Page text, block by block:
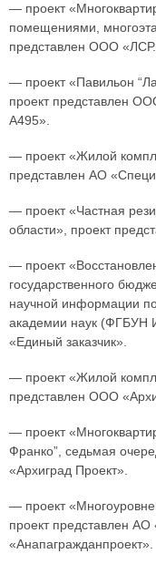
— проект
помещениями,
представлен ООО «ЛСР.
— проект «Павильон
проект представлен
А495».
— проект «Жилой
представлен АО
— проект «Частная
области», проект
— проект
государственного
научной информации
академии наук (ФГБУН
«Единый заказчик».
— проект «Жилой
представлен ООО
— проект
Франко”, седьмая
«Архиград Проект».
— проект
проект представлен АО
«Анапагражданпроект».